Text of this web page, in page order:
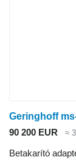
Geringhoff
90 200 EUR
≈
Betakarító